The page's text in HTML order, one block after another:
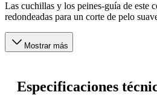
Las cuchillas y los peines-guía de este
redondeadas para un corte de pelo
Mostrar más
Especificaciones